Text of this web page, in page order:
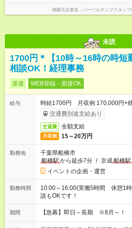
掲載元企業名 パーソルテンプスタッ
未読
1700円＊【10時～16時の時短
相談OK！経理事務
派遣 WEB登録・面接OK
給与
時給1700円 月収例 170,000円+
交通費別途支給あり
交通費 全額支給
月収例 15～20万円
勤務地
千葉県船橋市
船橋駅から徒歩7分 / 京成船橋駅
イベントの企画・運営
勤務時間
10:00～16:00(実働5時間 休憩1
談もOKです！
期間 【急募】即日～長期 ※8月～！